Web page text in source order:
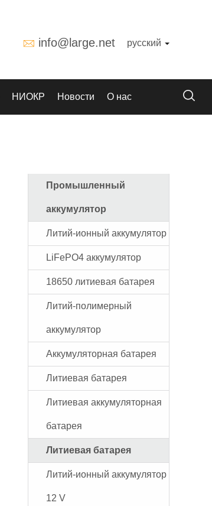
info@large.net русский
НИОКР Новости О нас
Промышленный
аккумулятор
Литий-ионный аккумулятор
LiFePO4 аккумулятор
18650 литиевая батарея
Литий-полимерный
аккумулятор
Аккумуляторная батарея
Литиевая батарея
Литиевая аккумуляторная
батарея
Литиевая батарея
Литий-ионный аккумулятор
12 V